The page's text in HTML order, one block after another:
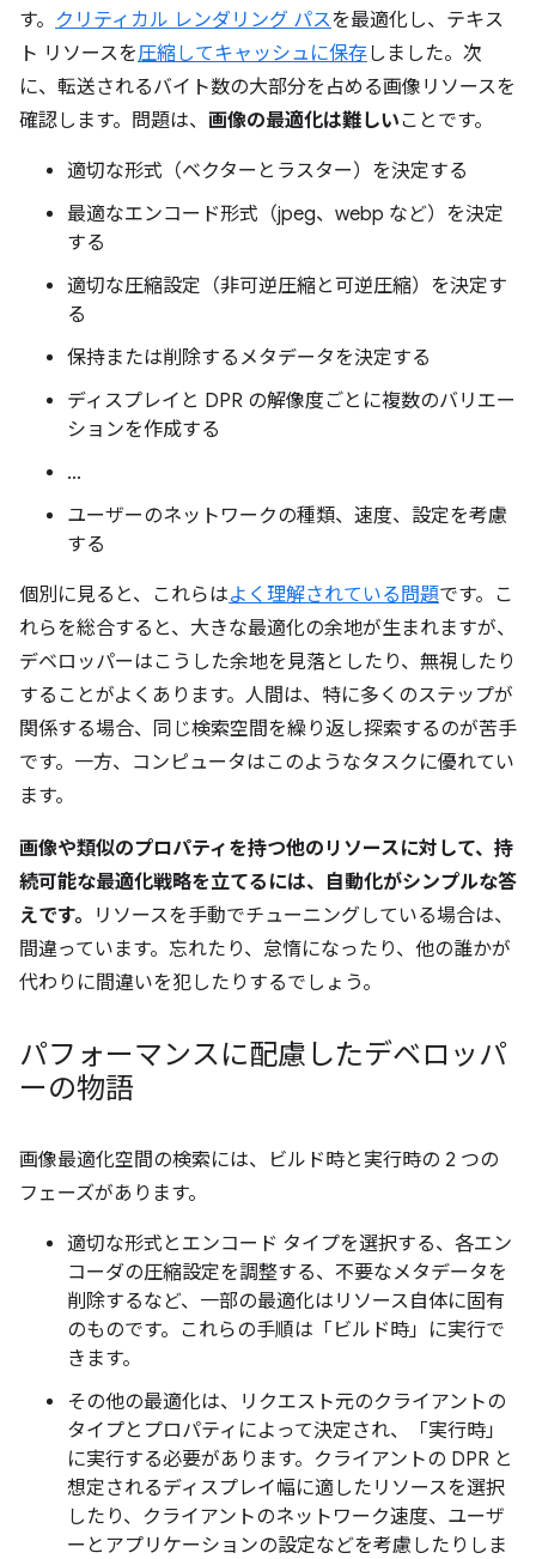
す。 クリティカル レンダリング パスを最適化し、テキス
ト リソースを圧縮してキャッシュに保存しました。次
に、転送されるバイト数の大部分を占める画像リソースを
確認します。問題は、 画像の最適化は難しい ことです。
適切な形式（ベクターとラスター）を決定する
最適なエンコード形式（jpeg、webp など）を決定
する
適切な圧縮設定（非可逆圧縮と可逆圧縮）を決定す
る
保持または削除するメタデータを決定する
ディスプレイと DPR の解像度ごとに複数のバリエー
ションを作成する
...
ユーザーのネットワークの種類、速度、設定を考慮
する
個別に見ると、これらはよく理解されている問題です。こ
れらを総合すると、大きな最適化の余地が生まれますが、
デベロッパーはこうした余地を見落としたり、無視したり
することがよくあります。人間は、特に多くのステップが
関係する場合、同じ検索空間を繰り返し探索するのが苦手
です。一方、コンピュータはこのようなタスクに優れてい
ます。
画像や類似のプロパティを持つ他のリソースに対して、持
続可能な最適化戦略を立てるには、自動化がシンプルな答
えです。
リソースを手動でチューニングしている場合は、
間違っています。忘れたり、怠惰になったり、他の誰かが
代わりに間違いを犯したりするでしょう。
パフォーマンスに配慮したデベロッパ
ーの物語
画像最適化空間の検索には、ビルド時と実行時の 2 つの
フェーズがあります。
適切な形式とエンコード タイプを選択する、各エン
コーダの圧縮設定を調整する、不要なメタデータを
削除するなど、一部の最適化はリソース自体に固有
のものです。これらの手順は「ビルド時」に実行で
きます。
その他の最適化は、リクエスト元のクライアントの
タイプとプロパティによって決定され、「実行時」
に実行する必要があります。クライアントの DPR と
想定されるディスプレイ幅に適したリソースを選択
したり、クライアントのネットワーク速度、ユーザ
ーとアプリケーションの設定などを考慮したりしま